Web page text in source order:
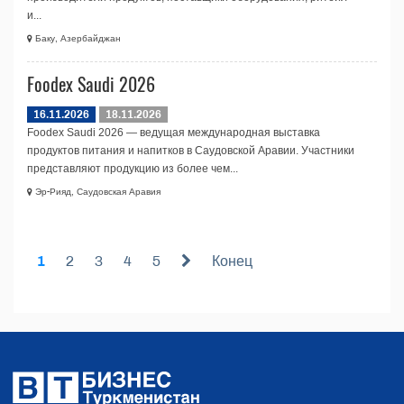
и...
Баку, Азербайджан
Foodex Saudi 2026
16.11.2026
18.11.2026
Foodex Saudi 2026 — ведущая международная выставка
продуктов питания и напитков в Саудовской Аравии. Участники
представляют продукцию из более чем...
Эр-Рияд, Саудовская Аравия
1 2 3 4 5 Конец